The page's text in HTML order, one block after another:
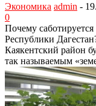
Экономика admin -
0
Почему саботируется
Республики
Каякент­ский район
так называемым